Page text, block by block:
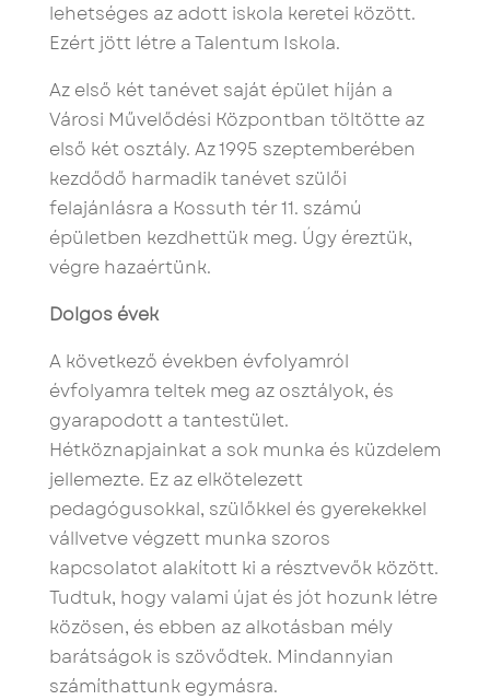
lehetséges az adott iskola keretei között.
Ezért jött létre a Talentum Iskola.
Az első két tanévet saját épület híján a
Városi Művelődési Központban töltötte az
első két osztály. Az 1995 szeptemberében
kezdődő harmadik tanévet szülői
felajánlásra a Kossuth tér 11. számú
épületben kezdhettük meg. Úgy éreztük,
végre hazaértünk.
Dolgos évek
A következő években évfolyamról
évfolyamra teltek meg az osztályok, és
gyarapodott a tantestület.
Hétköznapjainkat a sok munka és küzdelem
jellemezte. Ez az elkötelezett
pedagógusokkal, szülőkkel és gyerekekkel
vállvetve végzett munka szoros
kapcsolatot alakított ki a résztvevők között.
Tudtuk, hogy valami újat és jót hozunk létre
közösen, és ebben az alkotásban mély
barátságok is szövődtek. Mindannyian
számíthattunk egymásra.